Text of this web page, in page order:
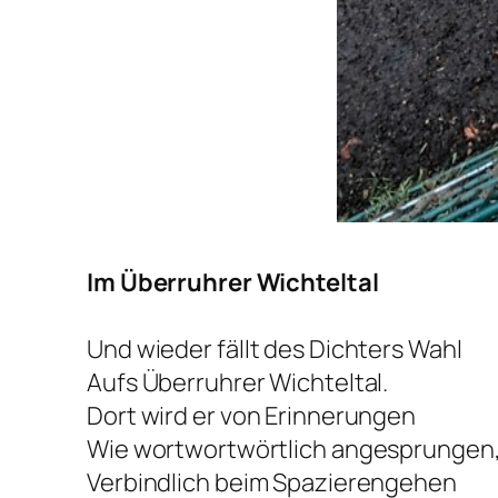
Im Überruhrer Wichteltal
Und wieder fällt des Dichters Wahl
Aufs Überruhrer Wichteltal.
Dort wird er von Erinnerungen
Wie wortwortwörtlich
Verbindlich beim Spazierengehen